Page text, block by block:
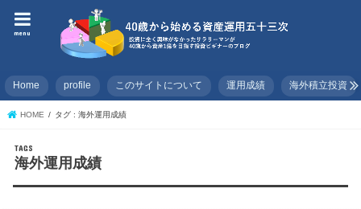
menu
Home profile このサイトについて 運用成績 海外積立投資
HOME タグ : 海外運用成績
海外運用成績